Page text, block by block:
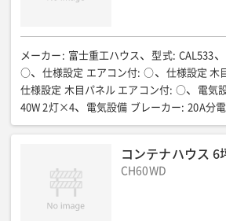
メーカー : 富士重工ハウス 型式: CAL533
○
仕様設定 エアコン付: ○ 仕様設定 木
仕様設定 木目パネル エアコン付: ○ 電気
40W 2灯×4
電気設備 ブレーカー: 20A分
電気設備 コンセント: 天井付ダブル×4/エ
3857:組立時/1970:折畳み時
全高(mm):
床面積(㎡) 17.64(5.3坪)
コンテナハウス
CH60WD